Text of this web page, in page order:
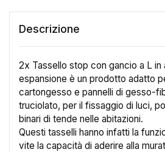
Descrizione
2x Tassello stop con gancio a L in
espansione è un prodotto adatto
cartongesso e pannelli di gesso-
truciolato, per il fissaggio di luci,
binari di tende nelle abitazioni.
Questi tasselli hanno infatti la
vite la capacità di aderire alla